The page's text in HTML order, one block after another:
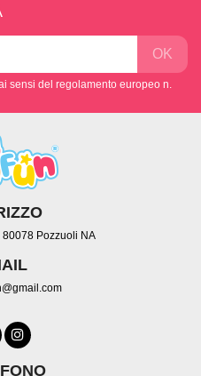
sensi del regolamento europeo n.
Pozzuoli NA